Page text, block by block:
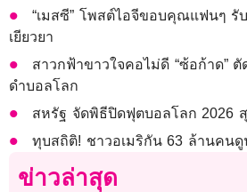
“เมสซี” โพสต์ไอจีขอบคุณแฟนๆ รั
เยียวยา
สาวกฟ้าขาวใจคอไม่ดี “ซ้อก้าด” ตั
ดำบอลโลก
สหรัฐ จัดพิธีปิดฟุตบอลโลก 2026
ทุบสถิติ! ชาวอเมริกัน 63 ล้านคน
ข่าวล่าสุด